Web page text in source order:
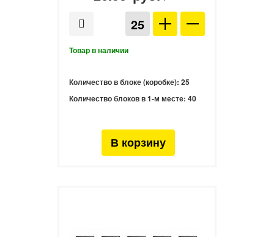
Количество в блоке (коробке): 25
Количество блоков в 1-м месте: 40